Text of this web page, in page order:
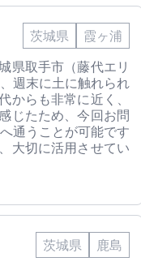
茨城県
霞ヶ浦
県取手市（藤代エリ
週末に土に触れられ
からも非常に近く、
じたため、今回お問
通うことが可能です
大切に活用させてい
茨城県
鹿島